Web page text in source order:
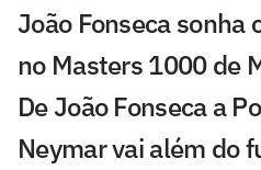
João Fonseca sonha
no Masters 1000 de
De João Fonseca a
Neymar vai além do